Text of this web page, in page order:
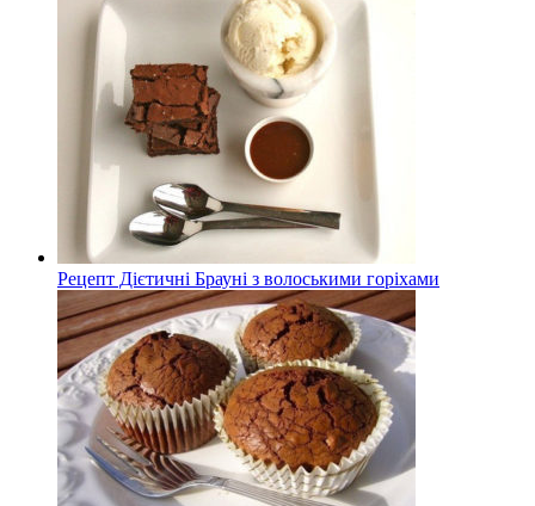
Рецепт Дієтичні Брауні з волоськими горіхами